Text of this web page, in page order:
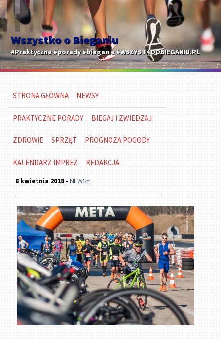
Wszystko o Bieganiu
#Praktyczne #porady #bieganie #WSZYSTKOOBIEGANIU.PL
STRONA GŁÓWNA NEWSY
PRAKTYCZNE PORADY BIEGAJ I ZWIEDZAJ
ZDROWIE SPRZĘT PROGNOZA POGODY
KALENDARZ IMPREZ REDAKCJA
8 kwietnia 2018 - NEWSY